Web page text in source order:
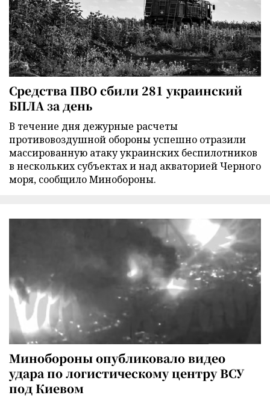
Средства ПВО сбили 281 украинский
БПЛА за день
В течение дня дежурные расчеты
противовоздушной обороны успешно отразили
массированную атаку украинских беспилотников
в нескольких субъектах и над акваторией Черного
моря, сообщило Минобороны.
Минобороны опубликовало видео
удара по логистическому центру ВСУ
под Киевом